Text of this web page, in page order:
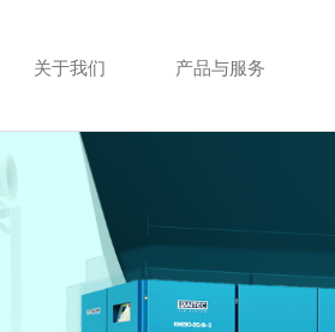
关于我们 产品与服务